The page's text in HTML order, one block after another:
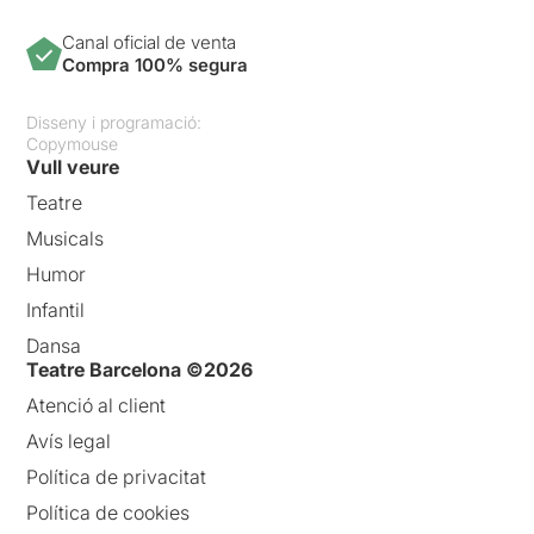
Canal oficial de venta
Compra 100% segura
Disseny i programació:
Copymouse
Vull veure
Teatre
Musicals
Humor
Infantil
Dansa
Teatre Barcelona ©2026
Atenció al client
Avís legal
Política de privacitat
Política de cookies